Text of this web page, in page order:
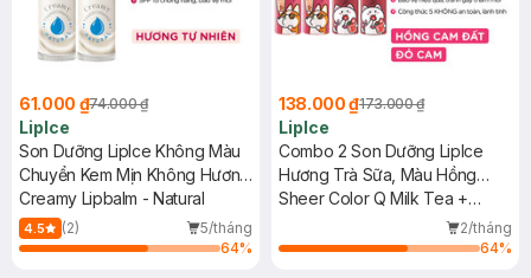
61.000 ₫74.000 ₫
LipIce
Son Dưỡng LipIce Không Màu
Chuyển Kem Mịn Không Hương
4.3g
Creamy Lipbalm - Natural
4.5 (2)
5/tháng
64%
138.000 ₫173.000 ₫
LipIce
Combo 2 Son Dưỡng LipIce
Hương Trà Sữa, Màu Hồng
Cam Đất + Hương Trà Dâu -
Sheer Color Q Milk Tea +
2/tháng
64%